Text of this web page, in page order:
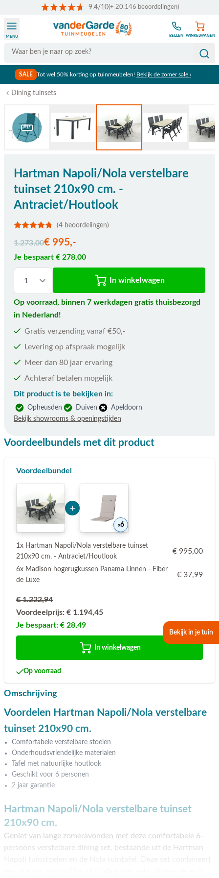
9.4/10(+ 20.146 beoordelingen)
Search
MENU BELLEN WINKELWAGEN
SALE Tot wel 50% korting op tuinmeubelen! Bekijk de zomer sale ›
Bekijk in je tuin
Dining tuinsets
Hartman Napoli/Nola verstelbare
tuinset 210x90 cm. -
Antraciet/Houtlook
(4 beoordelingen)
1.273,00€ 995,-
Je bespaart € 278,00
In winkelwagen
Op voorraad, binnen 7 werkdagen gratis thuisbezorgd
in Nederland!
Gratis verzending vanaf €50,-
Levering op afspraak mogelijk
Meer dan 80 jaar ervaring
Achteraf betalen mogelijk
Dit product is te bekijken in:
Opheusden Duiven
Apeldoorn
Bekijk showrooms & openingstijden
Voordeelbundels met dit product
Voordeelbundel
6
1x Hartman Napoli/Nola verstelbare tuinset
210x90 cm. - Antraciet/Houtlook
€ 995,00
6x Madison hogerugkussen Panama Linnen - Fiber
de Luxe
€ 37,99
€ 1.222,94
Voordeelprijs: € 1.194,45
Je bespaart: € 28,49
In winkelwagen
Op voorraad
Omschrijving
Voordelen Hartman Napoli/Nola verstelbare
tuinset 210x90 cm.
Comfortabele verstelbare stoelen
Onderhoudsvriendelijke materialen
Tafel met natuurlijke houtlook
Geschikt voor 6 personen
2 jaar garantie
Hartman Napoli/Nola verstelbare tuinset
210x90 cm.
Geniet van lange zomeravonden met deze comfortabele 6-
persoons verstelbare dining set, bestaande uit de Hartman